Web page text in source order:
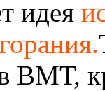
идея
ВМТ,